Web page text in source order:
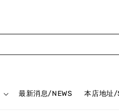
最新消息/NEWS 本店地址/